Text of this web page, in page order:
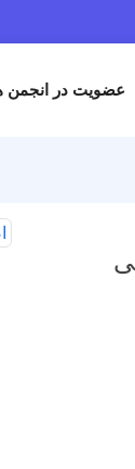
عضویت در انجمن